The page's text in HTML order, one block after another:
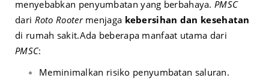
menyebabkan penyumbatan yang berbahaya. PMSC
dari Roto Rootermenjaga kebersihan dan kesehatan
di rumah sakit.Ada beberapa manfaat utama dari
PMSC:
Meminimalkan risiko penyumbatan saluran.